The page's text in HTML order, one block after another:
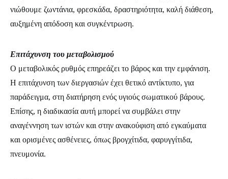
νιώθουμε ζωντάνια, φρεσκάδα, δραστηριότητα, καλή διάθεση,
αυξημένη απόδοση και συγκέντρωση.
Επιτάχυνση του μεταβολισμού
Ο μεταβολικός ρυθμός επηρεάζει το βάρος και την εμφάνιση.
Η επιτάχυνση των διεργασιών έχει θετικό αντίκτυπο, για
παράδειγμα, στη διατήρηση ενός υγιούς σωματικού βάρους.
Επίσης, η διαδικασία αυτή μπορεί να συμβάλει στην
αναγέννηση των ιστών και στην ανακούφιση από εγκαύματα
και ορισμένες ασθένειες, όπως βρογχίτιδα, φαρυγγίτιδα,
πνευμονία.